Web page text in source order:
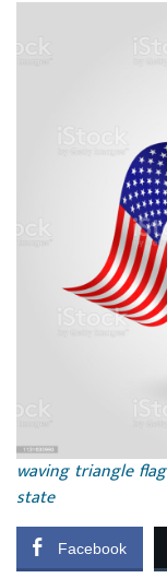
waving triangle
state
Facebook